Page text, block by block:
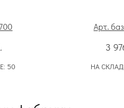
50
Арт.
3
НА